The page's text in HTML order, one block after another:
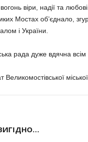
віри, надії та любові.
Мостах об’єднало,
і України.
рада дуже вдячна